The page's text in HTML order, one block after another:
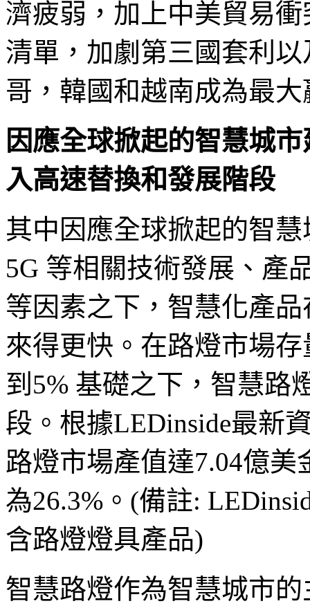
濟疲弱，加上中美貿易
清單，加劇第三國套利
哥，韓國和越南成為最大
因應全球掀起的智慧城
入高速替換和發展階段
其中因應全球掀起的智
5G 等相關技術發展、產
等因素之下，智慧化產
來得更快。在路燈市場
到5% 基礎之下，智慧路
段。根據LEDinside最新
路燈市場產值達7.04億美
為26.3%。(備註:
含路燈燈具產品)
智慧路燈作為智慧城市